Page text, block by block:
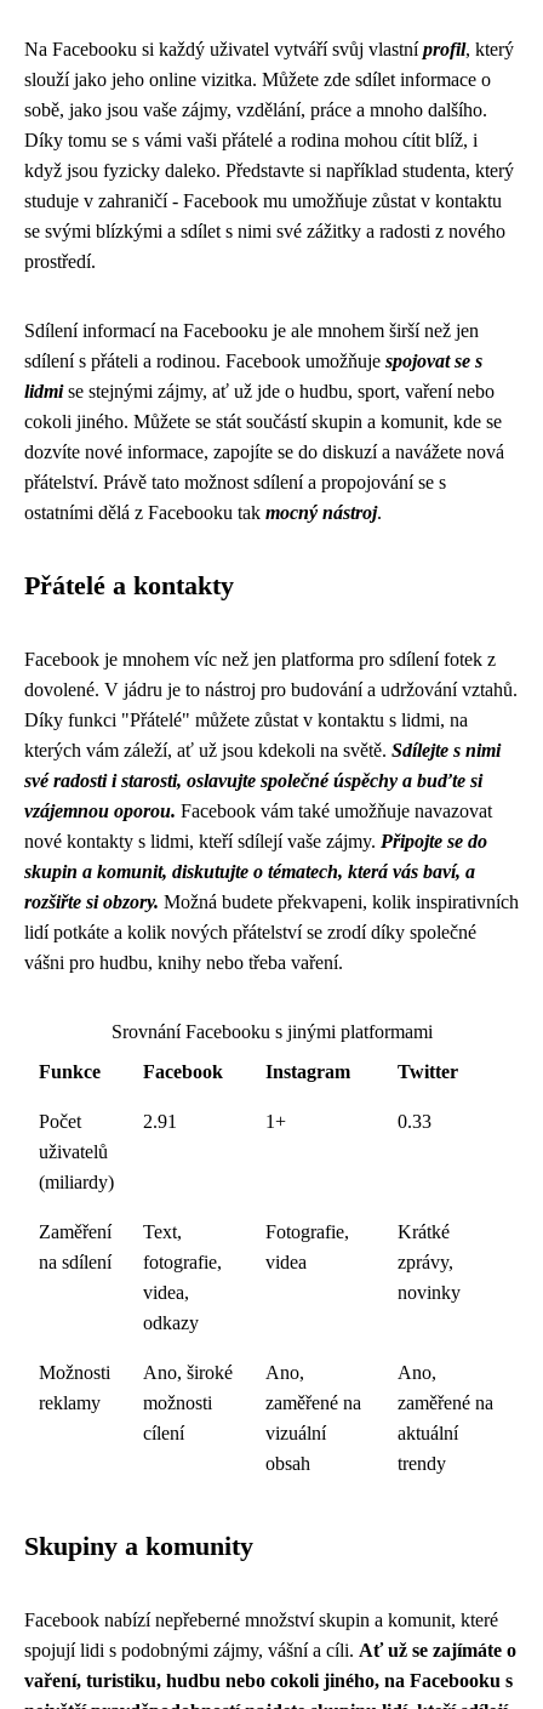
Na Facebooku si každý uživatel vytváří svůj vlastníprofil, který
slouží jako jeho online vizitka. Můžete zde sdílet informace o
sobě, jako jsou vaše zájmy, vzdělání, práce a mnoho dalšího.
Díky tomu se s vámi vaši přátelé a rodina mohou cítit blíž, i
když jsou fyzicky daleko. Představte si například studenta, který
studuje v zahraničí - Facebook mu umožňuje zůstat v kontaktu
se svými blízkými a sdílet s nimi své zážitky a radosti z nového
prostředí.
Sdílení informací na Facebooku je ale mnohem širší než jen
sdílení s přáteli a rodinou. Facebook umožňuje spojovat se s
lidmise stejnými zájmy, ať už jde o hudbu, sport, vaření nebo
cokoli jiného. Můžete se stát součástí skupin a komunit, kde se
dozvíte nové informace, zapojíte se do diskuzí a navážete nová
přátelství. Právě tato možnost sdílení a propojování se s
ostatními dělá z Facebooku tak mocný nástroj.
Přátelé a kontakty
Facebook je mnohem víc než jen platforma pro sdílení fotek z
dovolené. V jádru je to nástroj pro budování a udržování vztahů.
Díky funkci "Přátelé" můžete zůstat v kontaktu s lidmi, na
kterých vám záleží, ať už jsou kdekoli na světě. Sdílejte s nimi
své radosti i starosti, oslavujte společné úspěchy a buďte si
vzájemnou oporou. Facebook vám také umožňuje navazovat
nové kontakty s lidmi, kteří sdílejí vaše zájmy. Připojte se do
skupin a komunit, diskutujte o tématech, která vás baví, a
rozšiřte si obzory. Možná budete překvapeni, kolik inspirativních
lidí potkáte a kolik nových přátelství se zrodí díky společné
vášni pro hudbu, knihy nebo třeba vaření.
Srovnání Facebooku s jinými platformami
Funkce
Facebook Instagram Twitter
Počet
uživatelů
(miliardy)
2.91 1+ 0.33
Zaměření
na sdílení
Text,
fotografie,
videa,
odkazy
Fotografie,
videa
Krátké
zprávy,
novinky
Možnosti
reklamy
Ano, široké
možnosti
cílení
Ano,
zaměřené na
vizuální
obsah
Ano,
zaměřené na
aktuální
trendy
Skupiny a komunity
Facebook nabízí nepřeberné množství skupin a komunit, které
spojují lidi s podobnými zájmy, vášní a cíli. Ať už se zajímáte o
vaření, turistiku, hudbu nebo cokoli jiného, na Facebooku s